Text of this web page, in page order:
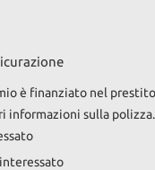
è finanziato nel
informazioni sulla polizza.